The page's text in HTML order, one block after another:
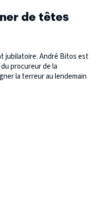
de têtes
jubilatoire. André Bitos est
procureur de la
la terreur au lendemain